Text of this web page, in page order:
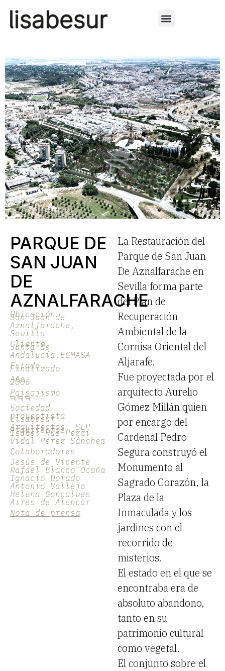
PARQUE DE
SAN JUAN
DE
AZNALFARACHE
Ubicación
San Juan de
Aznalfarache,
Sevilla
Cliente
Junta de
Andalucía,EGMASA
Estado
Finalizado
Año
2006
Paisajismo
Sociedad
proyectista
Lisabesur
Arquitectos, SLP
Arquitectos
Isabel Rus Pezzi
Vidal Pérez Sánchez
Colaboradores
Jesús de Vicente
Rafael Blanco Ocaña
Ignacio Dorado
Antonio Vallejo
Helena Gonçalves
Aires de Alencar
Nota de prensa
La Restauración del
Parque de San Juan
De Aznalfarache en
Sevilla forma parte
del Plan de
Recuperación
Ambiental de la
Cornisa Oriental del
Aljarafe.
Fue proyectada por el
arquitecto Aurelio
Gómez Millán quien
por encargo del
Cardenal Pedro
Segura construyó el
Monumento al
Sagrado Corazón, la
Plaza de la
Inmaculada y los
jardines con el
recorrido de
misterios.
El estado en el que se
encontraba era de
absoluto abandono,
tanto en su
patrimonio cultural
como vegetal.
El conjunto sobre el